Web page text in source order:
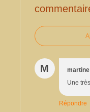
M
martine
Une
Répondre